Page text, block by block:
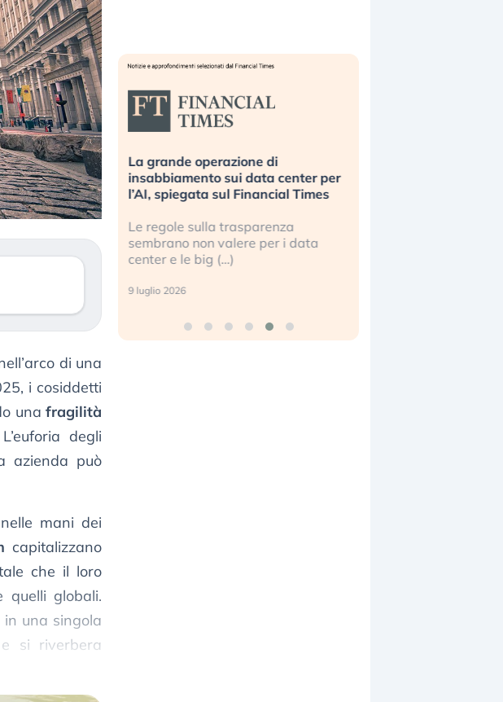
di una
i cosiddetti
unafragilità
degli
azienda può
mani dei
capitalizzano
che il loro
quelli globali.
una singola
e si riverbera
a spegnere
stanno
il (…)
La grande operazione di
insabbiamento sui data center per
l’AI, spiegata sul Financial Times
Le regole sulla trasparenza
sembrano non valere per i data
center e le big (…)
9 luglio 2026